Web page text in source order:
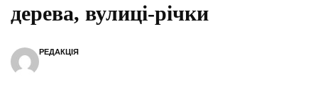
дерева, вулиці-річки
РЕДАКЦІЯ